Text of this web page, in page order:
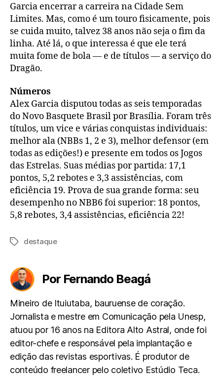
Garcia encerrar a carreira na Cidade Sem
Limites. Mas, como é um touro fisicamente, pois
se cuida muito, talvez 38 anos não seja o fim da
linha. Até lá, o que interessa é que ele terá
muita fome de bola — e de títulos — a serviço do
Dragão.
Números
Alex Garcia disputou todas as seis temporadas
do Novo Basquete Brasil por Brasília. Foram três
títulos, um vice e várias conquistas individuais:
melhor ala (NBBs 1, 2 e 3), melhor defensor (em
todas as edições!) e presente em todos os Jogos
das Estrelas. Suas médias por partida: 17,1
pontos, 5,2 rebotes e 3,3 assistências, com
eficiência 19. Prova de sua grande forma: seu
desempenho no NBB6 foi superior: 18 pontos,
5,8 rebotes, 3,4 assistências, eficiência 22!
Tagsdestaque
Por Fernando Beagá
Mineiro de Ituiutaba, bauruense de coração.
Jornalista e mestre em Comunicação pela Unesp,
atuou por 16 anos na Editora Alto Astral, onde foi
editor-chefe e responsável pela implantação e
edição das revistas esportivas. É produtor de
conteúdo freelancer pelo coletivo Estúdio Teca.